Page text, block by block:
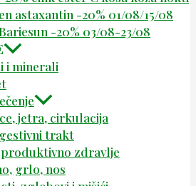
astaxantin -20% 01/08/15/08
-20% 03/08-23/08
i minerali
jetra, cirkulacija
trakt
zdravlje
grlo, nos